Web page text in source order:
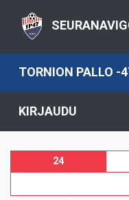
TORNION PALLO -
KIRJAUDU
24